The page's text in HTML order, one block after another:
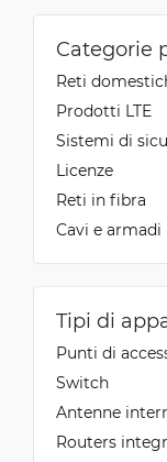
Categorie
Reti
Prodotti LTE
Sistemi di
Licenze
Reti in fibra
Cavi e armadi
Tipi di
Punti di
Switch
Antenne
Routers